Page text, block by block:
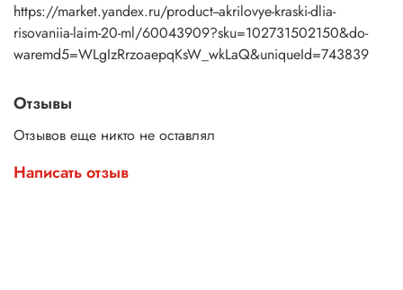
https://market.yandex.ru/product--akrilovye-kraski-dlia-
risovaniia-laim-20-ml/60043909?sku=102731502150&do-
waremd5=WLgIzRrzoaepqKsW_wkLaQ&uniqueId=743839
Отзывы
Отзывов еще никто не оставлял
Написать отзыв